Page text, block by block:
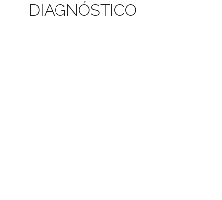
DIAGNÓSTICO